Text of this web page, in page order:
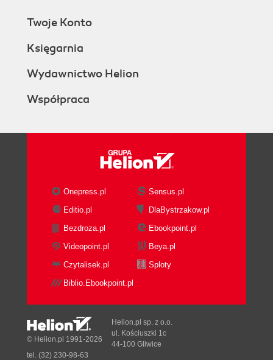
Twoje Konto
Księgarnia
Wydawnictwo Helion
Współpraca
Onepress.pl
Sensus.pl
Editio.pl
DlaBystrzakow.pl
Bezdroza.pl
Ebookpoint.pl
Videopoint.pl
Beya.pl
Czytalisek.pl
Sploty
Biblio.Ebookpoint.pl
© Helion.pl 1991-2026
Helion.pl sp. z o.o.
ul. Kościuszki 1c
44-100 Gliwice
tel. (32) 230-98-63